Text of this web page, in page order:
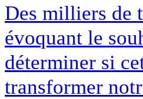
Des milliers de
évoquant le
déterminer si
transformer